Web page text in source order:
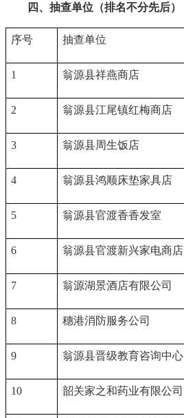
四、抽查单位（排名不分先后）
序号 抽查单位
1 翁源县祥燕商店
2 翁源县江尾镇红梅商店
3 翁源县周生饭店
4 翁源县鸿顺床垫家具店
5 翁源县官渡香香发室
6 翁源县官渡新兴家电商店
7 翁源湖景酒店有限公司
8 穗港消防服务公司
9 翁源县晋级教育咨询中心
10 韶关家之和药业有限公司